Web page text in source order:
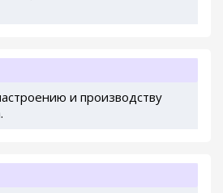
и производству